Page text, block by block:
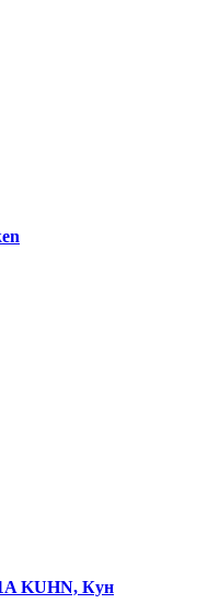
KUHN, Кун